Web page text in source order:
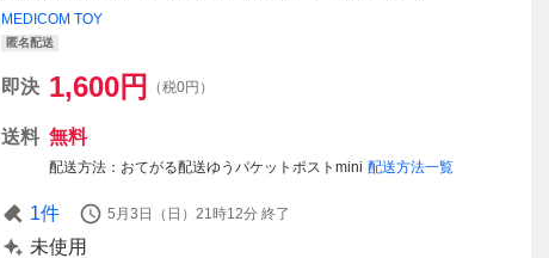
MEDICOM TOY
匿名配送
即決 1,600円 （税0円）
送料 無料
配送方法 おてがる配送ゆうパケットポストmini 配送方法一覧
1件 5月3日（日）21時12分 終了
未使用